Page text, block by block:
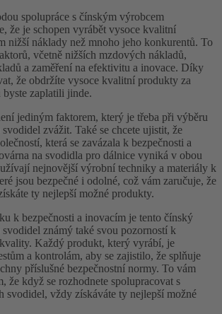
spolupráce s čínským výrobcem
že je schopen vyrábět vysoce kvalitní
nižší náklady než mnoho jeho konkurentů. To
včetně nižších mzdových nákladů,
a zaměření na efektivitu a inovace. Díky
že obdržíte vysoce kvalitní produkty za
byste zaplatili jinde.
jediným faktorem, který je třeba při výběru
zvážit. Také se chcete ujistit, že
která se zavázala k bezpečnosti a
na svodidla pro dálnice vyniká v obou
nejnovější výrobní techniky a materiály k
jsou bezpečné i odolné, což vám zaručuje, že
ty nejlepší možné produkty.
k bezpečnosti a inovacím je tento čínský
známý také svou pozorností k
Každý produkt, který vyrábí, je
a kontrolám, aby se zajistilo, že splňuje
příslušné bezpečnostní normy. To vám
že když se rozhodnete spolupracovat s
svodidel, vždy získáváte ty nejlepší možné